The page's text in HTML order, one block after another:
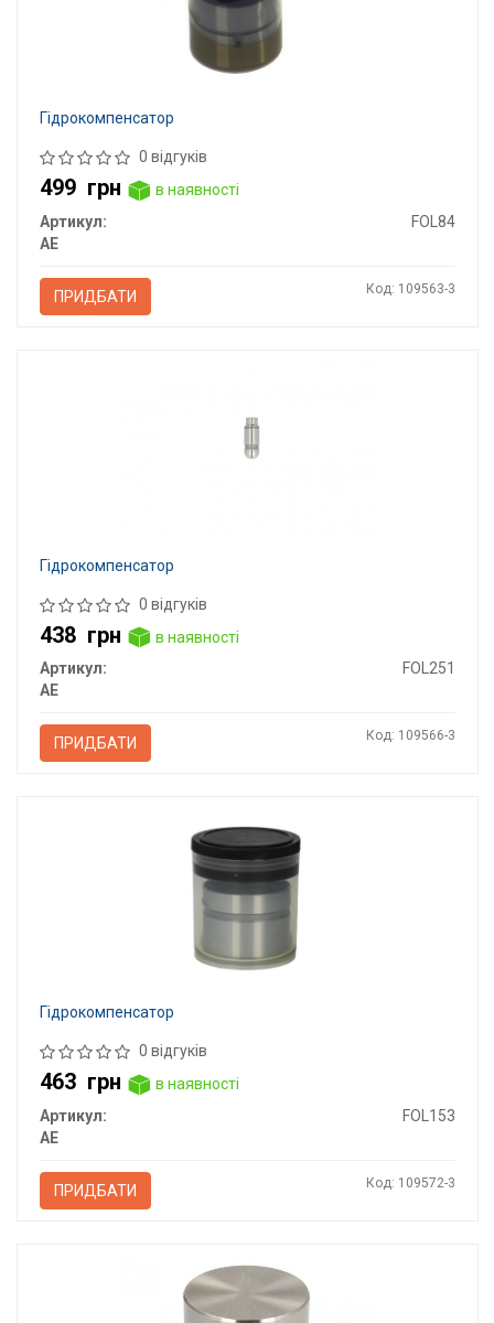
Гідрокомпенсатор
0 відгуків
499 грн
в наявності
Артикул:
FOL84
AE
ПРИДБАТИ Код: 109563-3
Гідрокомпенсатор
0 відгуків
438 грн
в наявності
Артикул:
FOL251
AE
ПРИДБАТИ Код: 109566-3
Гідрокомпенсатор
0 відгуків
463 грн
в наявності
Артикул:
FOL153
AE
ПРИДБАТИ Код: 109572-3